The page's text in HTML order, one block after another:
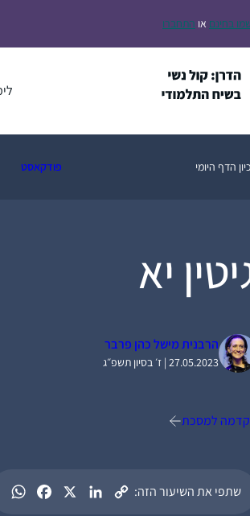
בחינם או התחברו
הדף היומי פודקאסט
יא
הרבנית מישל כהן פרבר
27.05.2023 | ז׳ בסיון תשפ״ג
למסכת
שתפי את השיעור הזה: